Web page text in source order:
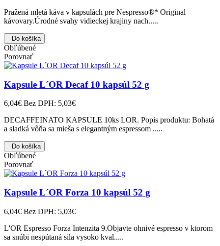
Pražená mletá káva v kapsulách pre Nespresso®* Original
kávovary.Úrodné svahy vidieckej krajiny nach.....
Do košíka
Obľúbené
Porovnať
Kapsule L´OR Decaf 10 kapsúl 52 g
6,04€ Bez DPH: 5,03€
DECAFFEINATO KAPSULE 10ks LOR. Popis produktu: Bohatá
a sladká vôňa sa mieša s elegantným espressom .....
Do košíka
Obľúbené
Porovnať
Kapsule L´OR Forza 10 kapsúl 52 g
6,04€ Bez DPH: 5,03€
L'OR Espresso Forza Intenzita 9.Objavte ohnivé espresso v ktorom
sa snúbi nespútaná sila vysoko kval.....